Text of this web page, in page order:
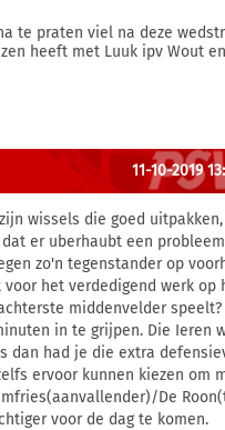
te praten viel na deze
heeft met Luuk ipv Wout
11-10-2019
wissels die goed uitpakken,
er uberhaubt een probleem
zo'n tegenstander op
het verdedigend werk op
middenvelder speelt?
in te grijpen. Die Ieren
dan had je die extra
ervoor kunnen kiezen om
De
voor de dag te komen.